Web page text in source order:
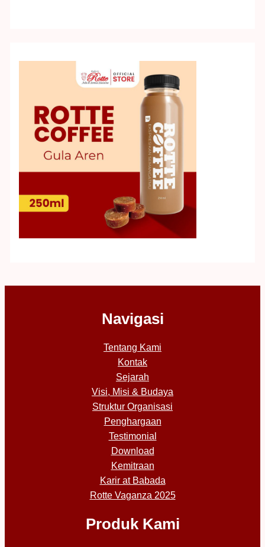
Navigasi
Tentang Kami
Kontak
Sejarah
Visi, Misi & Budaya
Struktur Organisasi
Penghargaan
Testimonial
Download
Kemitraan
Karir at Babada
Rotte Vaganza 2025
Produk Kami